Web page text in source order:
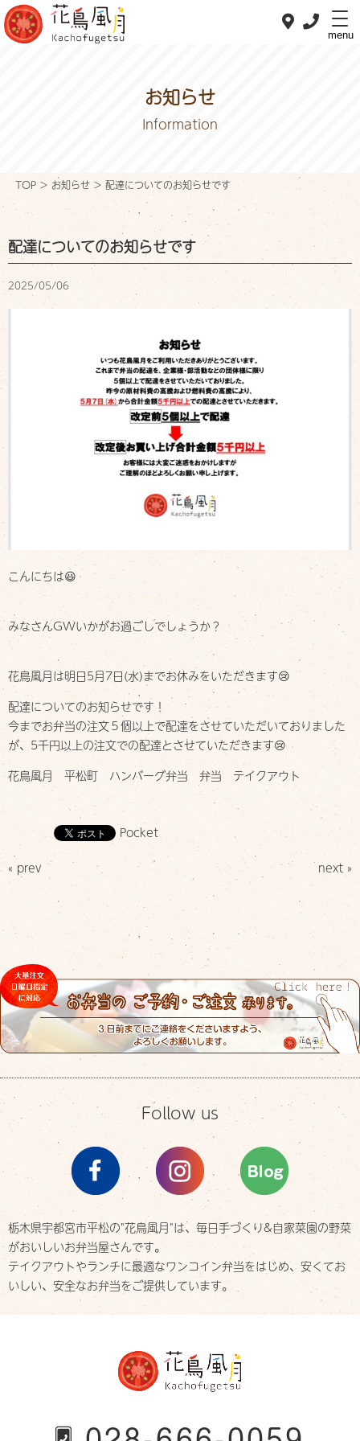
menu
私たちの想い
Concept
おべんとメニュー
OBENTO menu
おすすめメニュー
デリバリー
Delivery
お店について
Shop info
お知らせ
Information
スタッフブログ
Staff blog
ご予約・お問い合わせ
お知らせ
Information
TOP > お知らせ > 配達についてのお知らせです
配達についてのお知らせです
2025/05/06
こんにちは😃
みなさんGWいかがお過ごしでしょうか？
花鳥風月は明日5月7日(水)までお休みをいただきます😢
配達についてのお知らせです！
今までお弁当の注文５個以上で配達をさせていただいておりました
が、5千円以上の注文での配達とさせていただきます😢
花鳥風月 平松町 ハンバーグ弁当 弁当 テイクアウト
Pocket
« prev
next »
Follow us
栃木県宇都宮市平松の"花鳥風月"は、毎日手づくり&自家菜園の野菜
がおいしいお弁当屋さんです。
テイクアウトやランチに最適なワンコイン弁当をはじめ、 安くてお
いしい、安全なお弁当をご提供しています。